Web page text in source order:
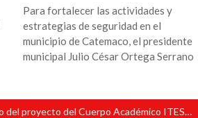
Para fortalecer las actividades y
estrategias de seguridad en el
municipio de Catemaco, el presidente
municipal Julio César Ortega Serrano
Desarrollo del proyecto del Cuerpo Académico ITESATUX-CA-3